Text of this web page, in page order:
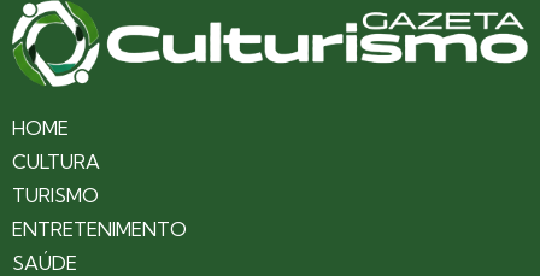
HOME
CULTURA
TURISMO
ENTRETENIMENTO
SAÚDE